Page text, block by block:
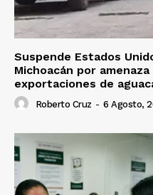
Suspende Estados
Michoacán por
exportaciones de
Roberto Cruz - 6 Agosto,